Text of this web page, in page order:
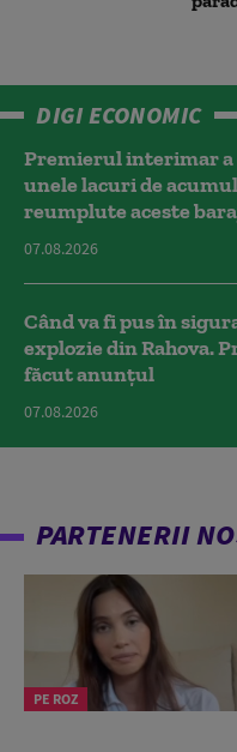
DIGI ECONOMIC
Premierul interimar a
unele lacuri de
reumplute aceste
07.08.2026
Când va fi pus în
explozie din Rahova.
făcut anunțul
07.08.2026
PARTENERII
PE ROZ